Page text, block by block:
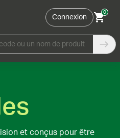
Connexion
0
ou un nom de produit
et conçus pour être